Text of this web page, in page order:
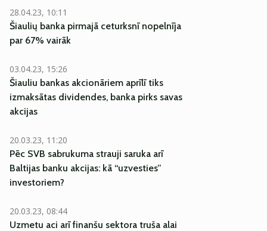
28.04.23, 10:11
Šiaulių banka pirmajā ceturksnī nopelnīja
par 67% vairāk
03.04.23, 15:26
Šiauliu bankas akcionāriem aprīlī tiks
izmaksātas dividendes, banka pirks savas
akcijas
20.03.23, 11:20
Pēc SVB sabrukuma strauji saruka arī
Baltijas banku akcijas: kā “uzvesties”
investoriem?
20.03.23, 08:44
Uzmetu aci arī finanšu sektora truša alai